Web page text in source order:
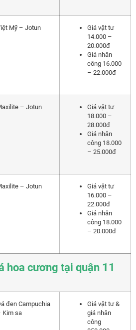
Mỹ – Jotun
Giá vật tư
14.000 –
20.000đ
Giá nhân
công 16.000
– 22.000đ
– Jotun
Giá vật tư
18.000 –
28.000đ
Giá nhân
công 18.000
– 25.000đ
– Jotun
Giá vật tư
16.000 –
22.000đ
Giá nhân
công 18.000
– 20.000đ
hoa cương tại quận 11
đen Campuchia
Kim sa
Giá vật tư &
giá nhân
công